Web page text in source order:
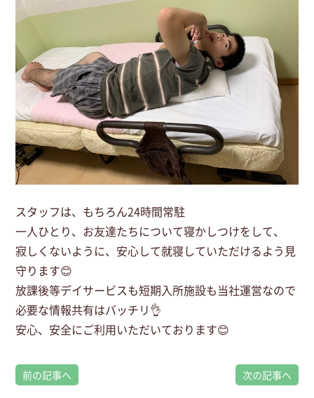
スタッフは、もちろん24時間常駐
一人ひとり、お友達たちについて寝かしつけをして、
寂しくないように、安心して就寝していただけるよう見
守ります😊
放課後等デイサービスも短期入所施設も当社運営なので
必要な情報共有はバッチリ👌
安心、安全にご利用いただいております😊
前の記事へ 次の記事へ